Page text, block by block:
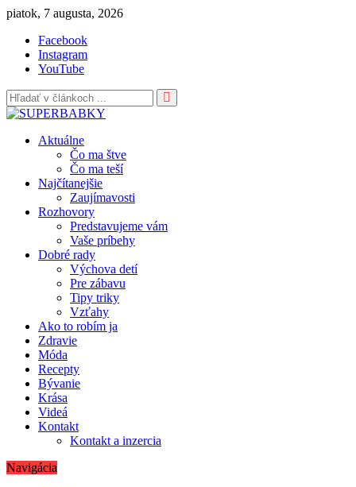
Skip
content
piatok, 7 augusta, 2026
Facebook
Instagram
YouTube
Aktuálne
Čo ma štve
Čo ma teší
Najčítanejšie
Zaujímavosti
Rozhovory
Predstavujeme vám
Vaše príbehy
Dobré rady
Výchova detí
Pre zábavu
Tipy triky
Vzťahy
Ako to robím ja
Zdravie
Móda
Recepty
Bývanie
Krása
Videá
Kontakt
Kontakt a inzercia
Navigácia